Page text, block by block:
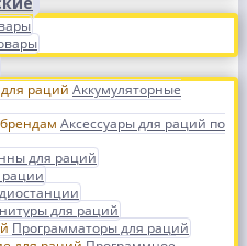
Аккумуляторные
Аксессуары для раций по
для раций
для раций
Программаторы для раций